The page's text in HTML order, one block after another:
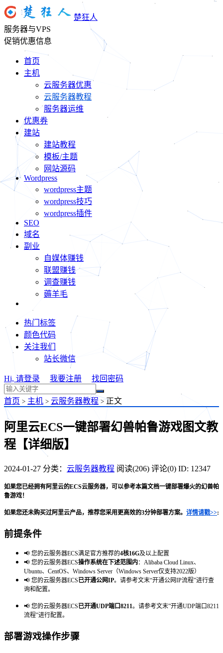
楚狂人
服务器与VPS
促销优惠信息
首页
主机
云服务器优惠
云服务器教程
服务器运维
优惠券
建站
建站教程
模板/主题
网站源码
Wordpress
wordpress主题
wordpress技巧
wordpress插件
SEO
域名
副业
自媒体赚钱
联盟赚钱
调查赚钱
薅羊毛
热门标签
颜色代码
关注我们
站长微信
Hi, 请登录 我要注册 找回密码
首页 > 主机 > 云服务器教程 >正文
阿里云ECS一键部署幻兽帕鲁游戏图文教
程【详细版】
2024-01-27 分类： 云服务器教程 阅读(206) 评论(0) ID: 12347
如果您已经拥有阿里云的ECS云服务器，可以参考本篇文档一键部署爆火的幻兽帕
鲁游戏！
如果您还未购买过阿里云产品，推荐您采用更高效的3分钟部署方案。 详情请戳>>:
前提条件
📢 您的云服务器ECS满足官方推荐的4核16G及以上配置
📢 您的云服务器ECS操作系统在下述范围内 ：Alibaba Cloud Linux、
Ubuntu、CentOS、Windows Server（Windows Server仅支持2022版）
📢 您的云服务器ECS已开通公网IP。请参考文末“开通公网IP流程”进行查
询和配置。
📢 您的云服务器ECS已开通UDP端口8211。请参考文末”开通UDP端口8211
流程”进行配置。
部署游戏操作步骤